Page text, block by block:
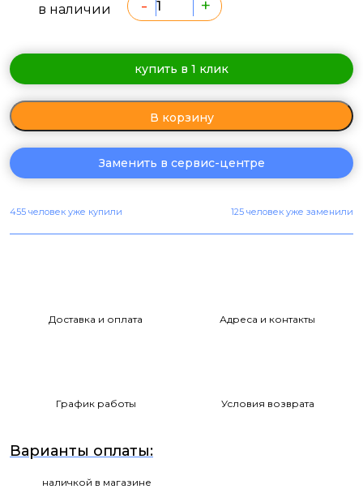
в наличии - +
купить в 1 клик
В корзину
Заменить в сервис-центре
455 человек уже купили 125 человек уже заменили
Доставка и оплата Адреса и контакты
График работы Условия возврата
Варианты оплаты:
наличкой в магазине